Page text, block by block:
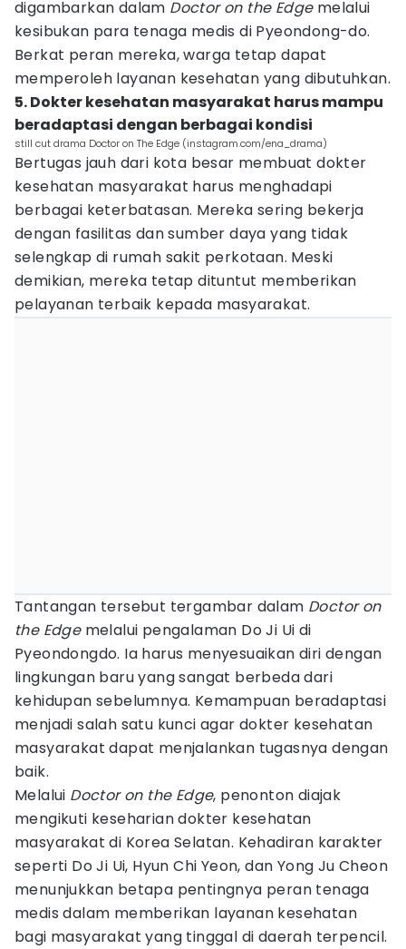
digambarkan dalam Doctor on the Edgemelalui
kesibukan para tenaga medis di Pyeondong-do.
Berkat peran mereka, warga tetap dapat
memperoleh layanan kesehatan yang dibutuhkan.
5. Dokter kesehatan masyarakat harus mampu
beradaptasi dengan berbagai kondisi
still cut drama Doctor on The Edge (instagram.com/ena_drama)
Bertugas jauh dari kota besar membuat dokter
kesehatan masyarakat harus menghadapi
berbagai keterbatasan. Mereka sering bekerja
dengan fasilitas dan sumber daya yang tidak
selengkap di rumah sakit perkotaan. Meski
demikian, mereka tetap dituntut memberikan
pelayanan terbaik kepada masyarakat.
Tantangan tersebut tergambar dalam Doctor on
the Edgemelalui pengalaman Do Ji Ui di
Pyeondongdo. Ia harus menyesuaikan diri dengan
lingkungan baru yang sangat berbeda dari
kehidupan sebelumnya. Kemampuan beradaptasi
menjadi salah satu kunci agar dokter kesehatan
masyarakat dapat menjalankan tugasnya dengan
baik.
Melalui Doctor on the Edge, penonton diajak
mengikuti keseharian dokter kesehatan
masyarakat di Korea Selatan. Kehadiran karakter
seperti Do Ji Ui, Hyun Chi Yeon, dan Yong Ju Cheon
menunjukkan betapa pentingnya peran tenaga
medis dalam memberikan layanan kesehatan
bagi masyarakat yang tinggal di daerah terpencil.